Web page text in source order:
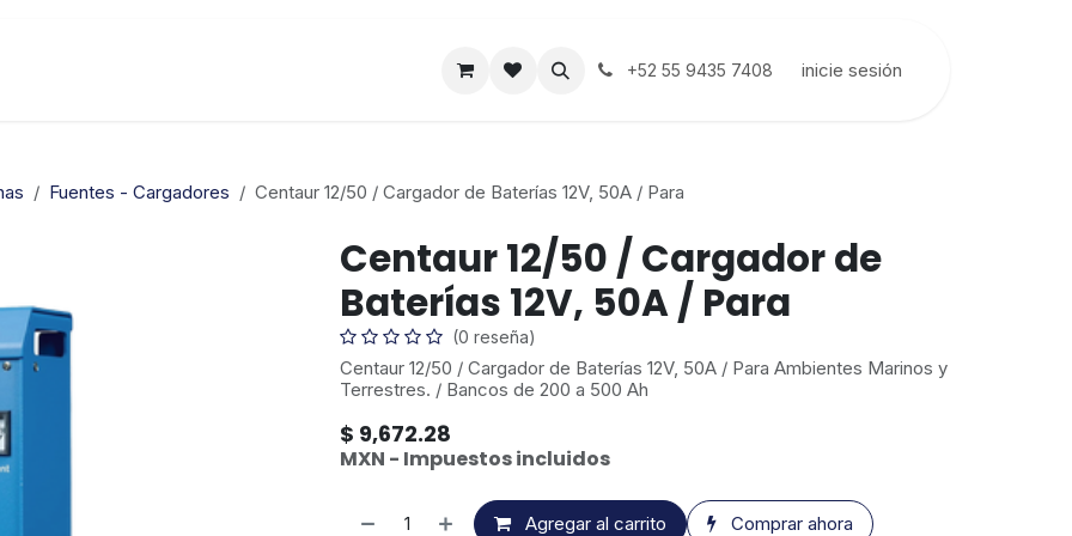
+52 55 9435 7408 inicie sesión
Fuentes - Cargadores Centaur 12/50 / Cargador de Baterías 12V, 50A / Para
Centaur 12/50 / Cargador de
Baterías 12V, 50A / Para
(0 reseña)
Centaur 12/50 / Cargador de Baterías 12V, 50A / Para Ambientes Marinos y
Terrestres. / Bancos de 200 a 500 Ah
$ 9,672.28
MXN - Impuestos incluidos
Agregar al carrito Comprar ahora